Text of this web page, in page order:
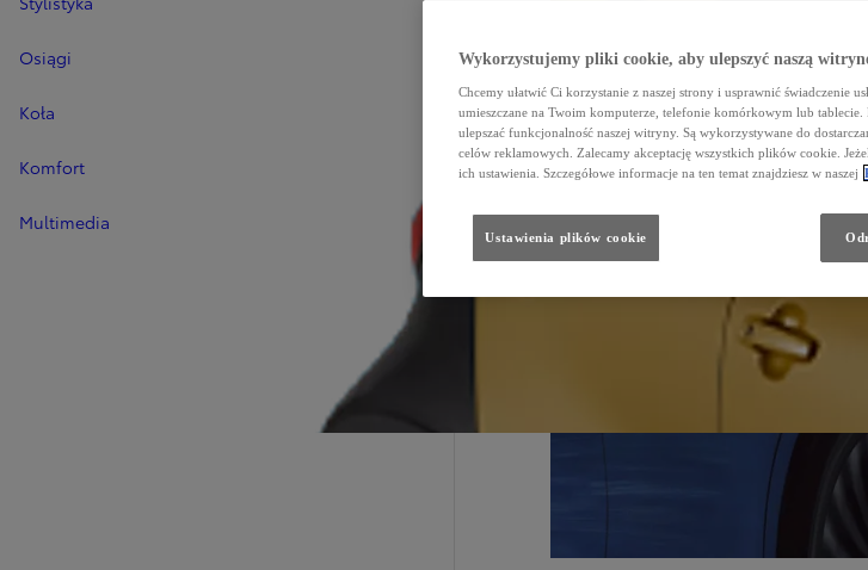
Osiągi
Koła
Komfort
Multimedia
Wykorzystujemy pliki cookie, aby ulepszyć naszą
Chcemy ułatwić Ci korzystanie z naszej strony i usprawnić świadczenie
umieszczane na Twoim komputerze, telefonie komórkowym lub
ulepszać funkcjonalność naszej witryny. Są wykorzystywane do
celów reklamowych. Zalecamy akceptację wszystkich plików cookie.
ich ustawienia. Szczegółowe informacje na ten temat znajdziesz w naszej
Ustawienia plików cookie